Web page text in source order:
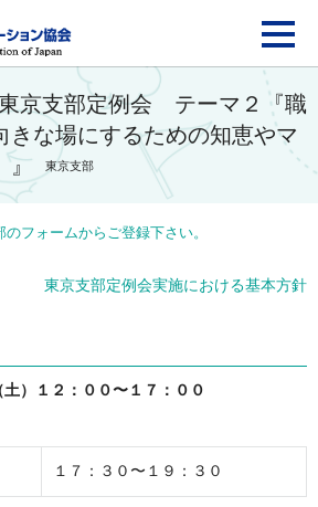
FAJ：特定非営利活動
京支部定例会 テーマ２『職
きな場にするための知恵やマ
』
東京支部
フォームからご登録下さい。
東京支部定例会実施における基本方針
）１２：００〜１７：００
１７：３０〜１９：３０